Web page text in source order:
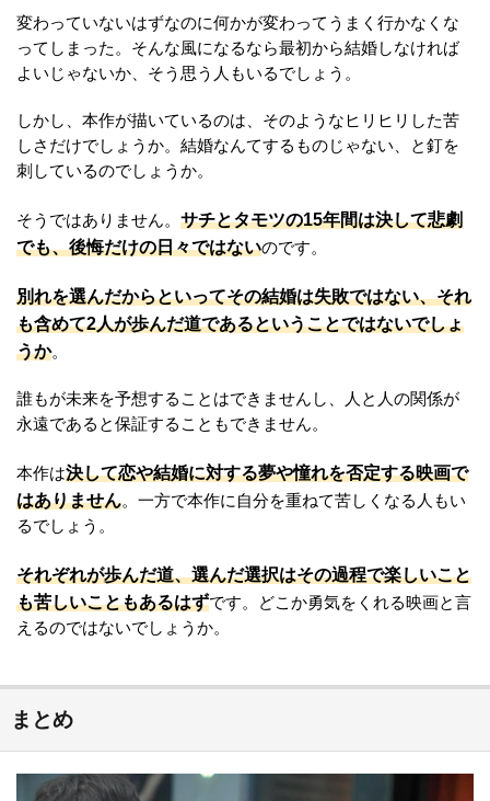
変わっていないはずなのに何かが変わってうまく行かなくな
ってしまった。そんな風になるなら最初から結婚しなければ
よいじゃないか、そう思う人もいるでしょう。
しかし、本作が描いているのは、そのようなヒリヒリした苦
しさだけでしょうか。結婚なんてするものじゃない、と釘を
刺しているのでしょうか。
そうではありません。 サチとタモツの15年間は決して悲劇
でも、後悔だけの日々ではないのです。
別れを選んだからといってその結婚は失敗ではない、それ
も含めて2人が歩んだ道であるということではないでしょ
うか。
誰もが未来を予想することはできませんし、人と人の関係が
永遠であると保証することもできません。
本作は決して恋や結婚に対する夢や憧れを否定する映画で
はありません。一方で本作に自分を重ねて苦しくなる人もい
るでしょう。
それぞれが歩んだ道、選んだ選択はその過程で楽しいこと
も苦しいこともあるはずです。どこか勇気をくれる映画と言
えるのではないでしょうか。
まとめ